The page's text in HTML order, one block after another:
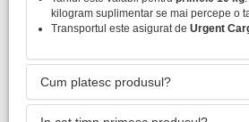
kilogram suplimentar se mai percepe o
Transportul este asigurat de Urgent
Cum platesc produsul?